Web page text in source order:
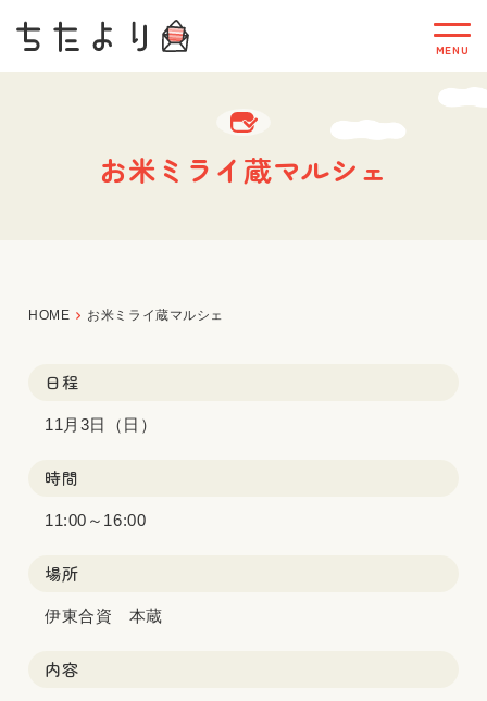
お米ミライ蔵マルシェ
HOME お米ミライ蔵マルシェ
日程
11月3日（日）
時間
11:00～16:00
場所
伊東合資 本蔵
内容